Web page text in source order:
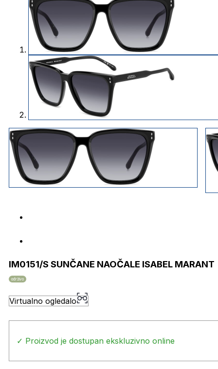
IM0151/S SUNČANE NAOČALE ISABEL MARANT
održivo
Virtualno ogledalo
✓ Proizvod je dostupan ekskluzivno online